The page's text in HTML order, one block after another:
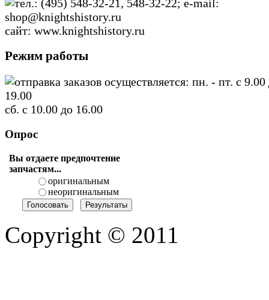
тел.: (495) 548-32-21, 548-32-22; e-mail:
shop@knightshistory.ru
сайт: www.knightshistory.ru
Режим работы
отправка заказов осуществляется: пн. - пт. с 9.00
19.00
сб. с 10.00 до 16.00
Опрос
Вы отдаете предпочтение
запчастям...
оригинальным
неоригинальным
Copyright © 2011